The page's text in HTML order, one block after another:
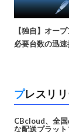
【独自】オー
必要台数の迅
プレスリ
CBcloud、全
な配送プラッ